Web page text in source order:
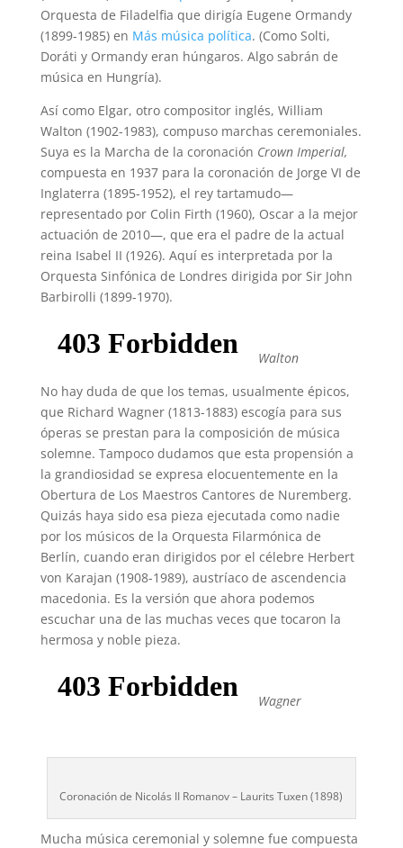
Orquesta de Filadelfia que dirigía Eugene Ormandy
(1899-1985) en Más música política. (Como Solti,
Doráti y Ormandy eran húngaros. Algo sabrán de
música en Hungría).
Así como Elgar, otro compositor inglés, William
Walton (1902-1983), compuso marchas ceremoniales.
Suya es la Marcha de la coronación Crown Imperial,
compuesta en 1937 para la coronación de Jorge VI de
Inglaterra (1895-1952), el rey tartamudo—
representado por Colin Firth (1960), Oscar a la mejor
actuación de 2010—, que era el padre de la actual
reina Isabel II (1926). Aquí es interpretada por la
Orquesta Sinfónica de Londres dirigida por Sir John
Barbirolli (1899-1970).
Walton
No hay duda de que los temas, usualmente épicos,
que Richard Wagner (1813-1883) escogía para sus
óperas se prestan para la composición de música
solemne. Tampoco dudamos que esta propensión a
la grandiosidad se expresa elocuentemente en la
Obertura de Los Maestros Cantores de Nuremberg.
Quizás haya sido esa pieza ejecutada como nadie
por los músicos de la Orquesta Filarmónica de
Berlín, cuando eran dirigidos por el célebre Herbert
von Karajan (1908-1989), austríaco de ascendencia
macedonia. Es la versión que ahora podemos
escuchar una de las muchas veces que tocaron la
hermosa y noble pieza.
Wagner
Coronación de Nicolás II Romanov – Laurits Tuxen (1898)
Mucha música ceremonial y solemne fue compuesta